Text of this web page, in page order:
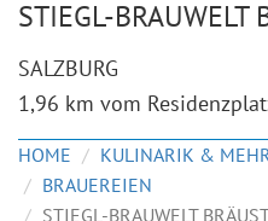
STIEGL-BRAUWELT
SALZBURG
1,96 km vom
HOME KULINARIK &
BRAUEREIEN
STIEGL-BRAUWELT